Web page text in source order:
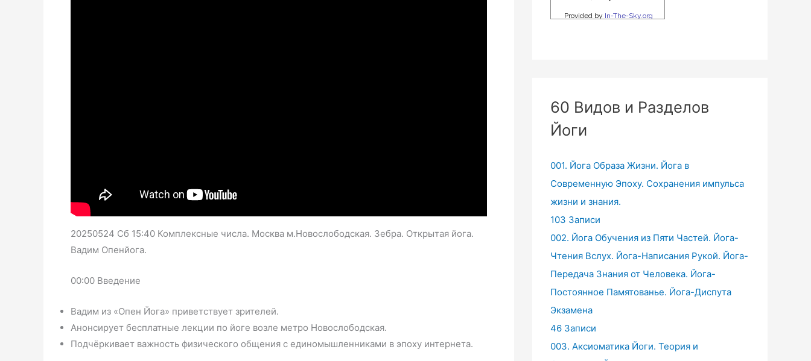
20250524 Сб 15:40 Комплексные числа. Москва м.Новослободская. Зебра. Открытая йога.
Вадим Опенйога.
00:00 Введение
Вадим из «Опен Йога» приветствует зрителей.
Анонсирует бесплатные лекции по йоге возле метро Новослободская.
Подчёркивает важность физического общения с единомышленниками в эпоху интернета.
60 Видов и Разделов
Йоги
001. Йога Образа Жизни. Йога в
Современную Эпоху. Сохранения импульса
жизни и знания.
103 Записи
002. Йога Обучения из Пяти Частей. Йога-
Чтения Вслух. Йога-Написания Рукой. Йога-
Передача Знания от Человека. Йога-
Постоянное Памятованье. Йога-Диспута
Экзамена
46 Записи
003. Аксиоматика Йоги. Теория и